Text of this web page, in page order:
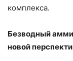
комплекса.
Безводный
новой